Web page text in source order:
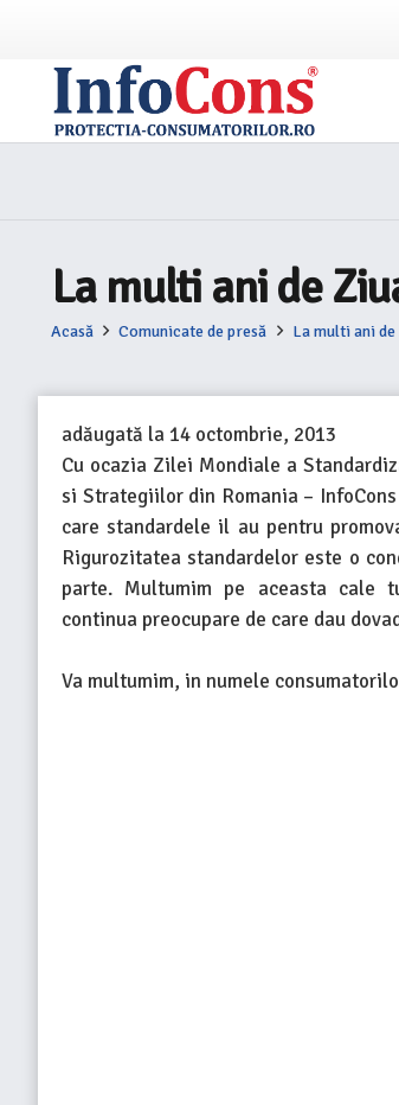
La multi ani de
Acasă Comunicate de presă La multi ani
adăugată la 14 octombrie, 2013
Cu ocazia Zilei Mondiale a
si Strategiilor din Romania –
care standardele il au pentru
Rigurozitatea standardelor este o
parte. Multumim pe aceasta cale
continua preocupare de care dau
Va multumim, in numele